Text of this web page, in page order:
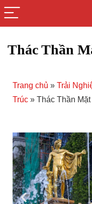
Thác Thần
Trang chủ » Trải
Trúc » Thác Thần